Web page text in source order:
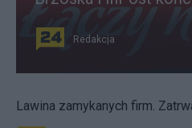
Redakcja
Lawina zamykanych firm.